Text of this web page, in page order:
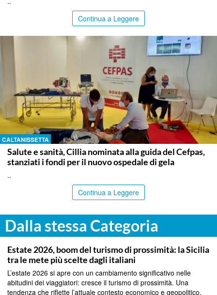
Continua a Leggere
CALTANISSETTA
Salute e sanità, Cillia nominata alla guida del Cefpas,
stanziati i fondi per il nuovo ospedale di gela
..
Continua a Leggere
Dalla stessa Categoria
PALERMO
Estate 2026, boom del turismo di prossimità: la Sicilia
tra le mete più scelte dagli italiani
L’estate 2026 si apre con un cambiamento significativo nelle
abitudini dei viaggiatori: cresce il turismo di prossimità. Una
tendenza che riflette l’attuale contesto economico e geopolitico,